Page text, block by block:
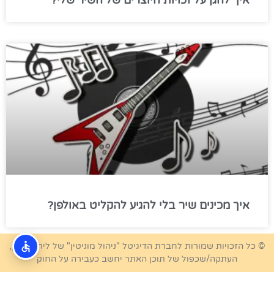
איך מכינים שיר בלי להגיע להקליט באולפן?
© כל הזכויות שמורות לחברת הדיגיטל "ניהול מוניטין" של לירון קטלן,
העתקה/שכפול של תוכן האתר יחשב כעבירה על החוק